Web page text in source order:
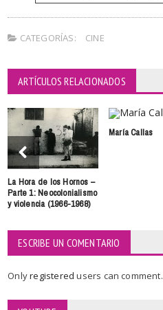
CATEGORÍAS: CINE
ARTÍCULOS RELACIONADOS
La Hora de los Hornos –
Parte 1: Neocolonialismo
y violencia (1966-1968)
María Callas
ESCRIBE UN COMENTARIO
Onlyregisteredusers can comment.